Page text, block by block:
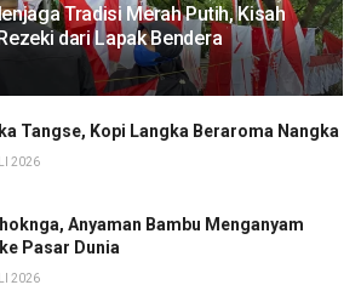
Tradisi Merah Putih, Kisah
dari Lapak Bendera
Tangse, Kopi Langka Beraroma Nangka
2026
Anyaman Bambu Menganyam
Pasar Dunia
2026